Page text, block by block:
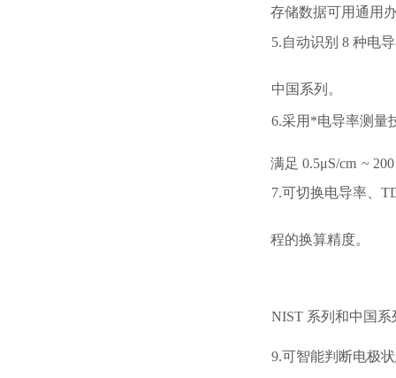
存储数据可用通用
5.自动识别 8 种电
中国系列。
6.采用*电导率测量
满足 0.5μS/cm ~ 200
7.可切换电导率、
程的换算精度。
NIST 系列和中国系
9.可智能判断电极